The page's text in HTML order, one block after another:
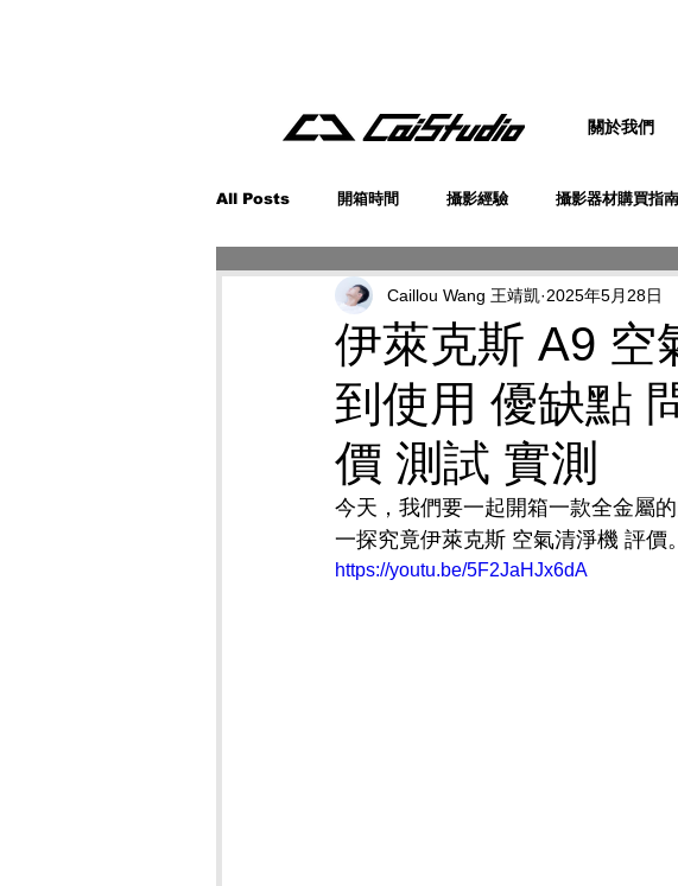
All Posts 開箱時間 攝影經驗 攝影器材購買指南
伊萊克斯 A9 空
到使用 優缺點
價 測試 實測
Caillou Wang 王靖凱 2025年5月28日
今天，我們要一起開箱一款全金屬
一探究竟伊萊克斯 空氣清淨機 評價。
https://youtu.be/5F2JaHJx6dA
關於我們